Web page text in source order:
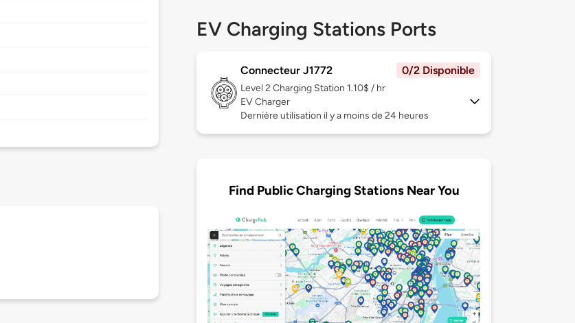
EV Charging Stations Ports
Connecteur J1772 0/2 Disponible
Level 2 Charging Station 1.10$ / hr
EV Charger
Dernière utilisation il y a moins de 24 heures
Find Public Charging Stations Near You